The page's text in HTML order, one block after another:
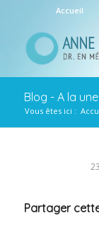
Accueil
Blog - A la une
Vous êtes ici :
Partager